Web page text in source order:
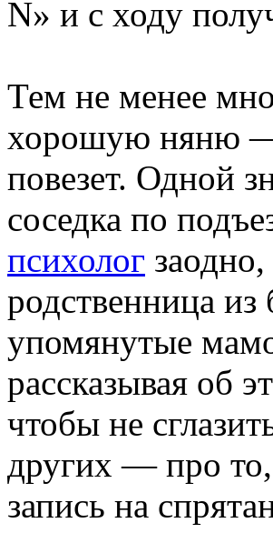
N» и с ходу
Тем не менее
хорошую няню —
повезет. Одной
соседка по
психолог
родственница
упомянутые
рассказывая об
чтобы не
других — про
запись на